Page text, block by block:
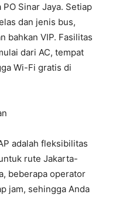
Sinar Jaya. Setiap
dan jenis bus,
bahkan VIP. Fasilitas
dari AC, tempat
Wi-Fi gratis di
adalah fleksibilitas
rute Jakarta-
beberapa operator
jam, sehingga Anda